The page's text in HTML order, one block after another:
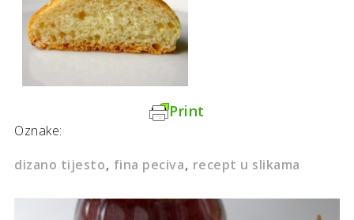
Print
Oznake:
dizano tijesto fina peciva recept u slikama